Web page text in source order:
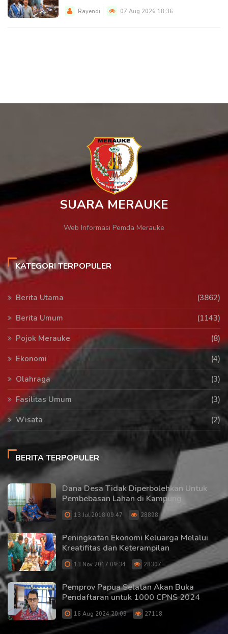
Rayendi 07 Aug 2026 18:36
SUARA MERAUKE
Web Informasi Pemda Merauke
KATEGORI TERPOPULER
Berita Utama
(3862)
Berita Umum
(1143)
Pojok Merauke
(8)
Ekonomi
(4)
Olahraga
(3)
Fasilitas Umum
(3)
Wisata
(2)
BERITA TERPOPULER
Dana Desa Tidak Diperbolehkan Untuk
Pembebasan Lahan di Kampung
13 Jul 2018 09:47 28898
Peningkatan Ekonomi Keluarga Melalui
Kreatifitas dan Keterampilan
13 Nov 2017 09:34 28307
Pemprov Papua Selatan Akan Buka
Pendaftaran untuk 1000 CPNS 2024
16 Aug 2024 20:09 27118